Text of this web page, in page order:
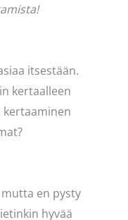
itsestään.
kertaalleen
en pysty
hyvää